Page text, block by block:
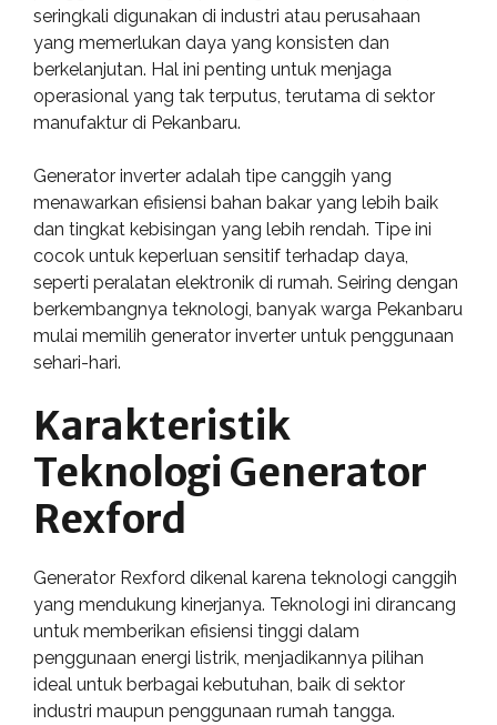
seringkali digunakan di industri atau perusahaan
yang memerlukan daya yang konsisten dan
berkelanjutan. Hal ini penting untuk menjaga
operasional yang tak terputus, terutama di sektor
manufaktur di Pekanbaru.
Generator inverter adalah tipe canggih yang
menawarkan efisiensi bahan bakar yang lebih baik
dan tingkat kebisingan yang lebih rendah. Tipe ini
cocok untuk keperluan sensitif terhadap daya,
seperti peralatan elektronik di rumah. Seiring dengan
berkembangnya teknologi, banyak warga Pekanbaru
mulai memilih generator inverter untuk penggunaan
sehari-hari.
Karakteristik
Teknologi Generator
Rexford
Generator Rexford dikenal karena teknologi canggih
yang mendukung kinerjanya. Teknologi ini dirancang
untuk memberikan efisiensi tinggi dalam
penggunaan energi listrik, menjadikannya pilihan
ideal untuk berbagai kebutuhan, baik di sektor
industri maupun penggunaan rumah tangga.